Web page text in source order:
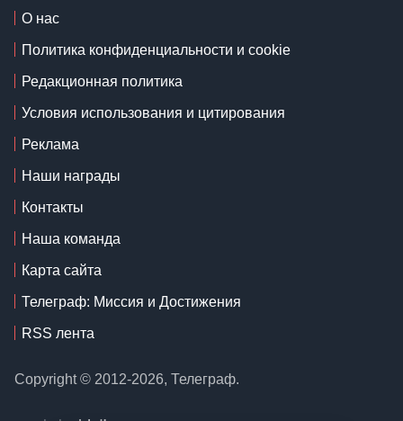
О нас
Политика конфиденциальности и cookie
Редакционная политика
Условия использования и цитирования
Реклама
Наши награды
Контакты
Наша команда
Карта сайта
Телеграф: Миссия и Достижения
RSS лента
Copyright © 2012-2026, Телеграф.